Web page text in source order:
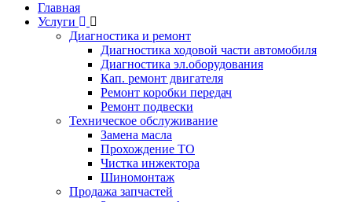
Главная
Услуги
Диагностика и ремонт
Диагностика ходовой части автомобиля
Диагностика эл.оборудования
Кап. ремонт двигателя
Ремонт коробки передач
Ремонт подвески
Техническое обслуживание
Замена масла
Прохождение ТО
Чистка инжектора
Шиномонтаж
Продажа запчастей